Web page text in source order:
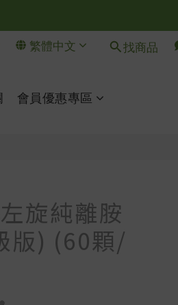
繁體中文 找商品
會員優惠專區
旋純離胺
版) (60顆/
立即購買